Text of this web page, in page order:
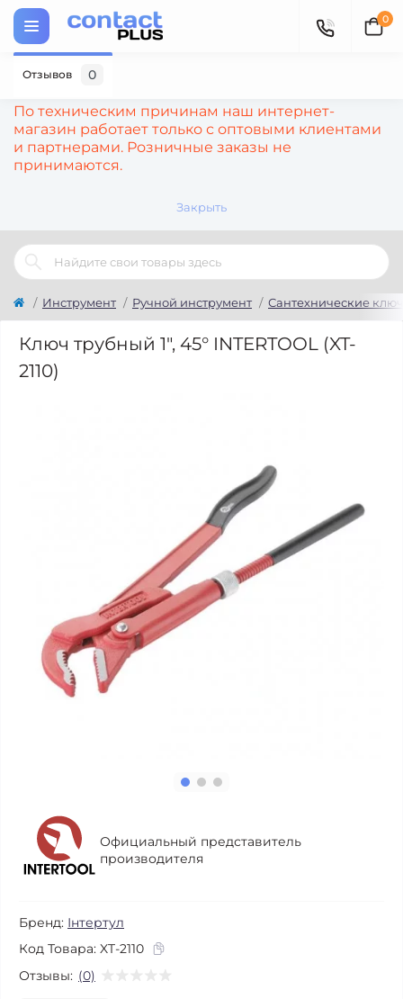
По техническим причинам наш интернет-
магазин работает только с оптовыми клиентами
и партнерами. Розничные заказы не
принимаются.
Закрыть
0
Инструмент Ручной инструмент Сантехнические
Ключ трубный 1", 45° INTERTOOL (XT-
2110)
Официальный представитель
производителя
Бренд: Інтертул
Код Товара: XT-2110
Отзывы: (0)
Отзывов 0